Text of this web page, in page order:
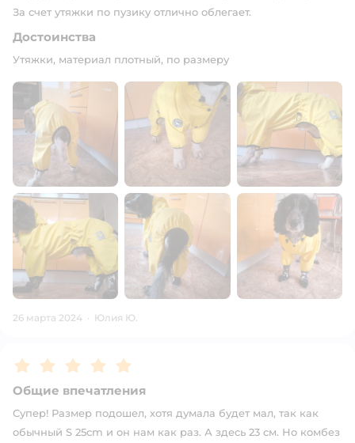
За счет утяжки по пузику отлично облегает.
Достоинства
Утяжки, материал плотный, по размеру
26 марта 2024 · Юлия Ю.
Рейтинг:5
Общие впечатления
Супер! Размер подошел, хотя думала будет мал, так как
обычный S 25cm и он нам как раз. А здесь 23 см. Но комбез